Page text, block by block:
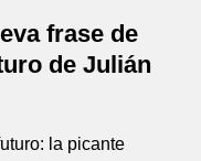
frase de
de Julián